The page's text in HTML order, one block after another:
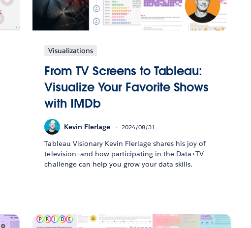
Visualizations
From TV Screens to Tableau:
Visualize Your Favorite Shows
with IMDb
Kevin Flerlage 2024/08/31
Tableau Visionary Kevin Flerlage shares his joy of
television—and how participating in the Data+TV
challenge can help you grow your data skills.